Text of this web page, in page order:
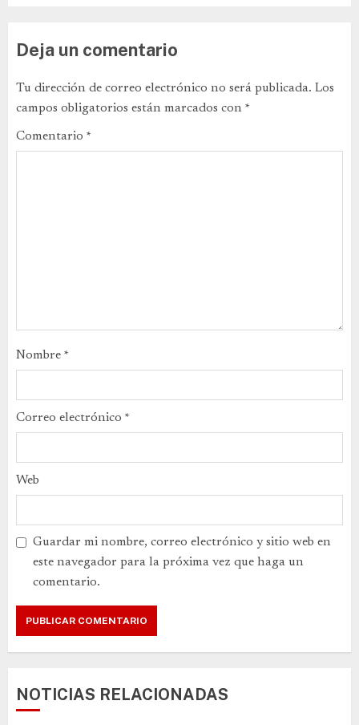
Deja un comentario
Tu dirección de correo electrónico no será publicada. Los
campos obligatorios están marcados con *
Comentario *
Nombre *
Correo electrónico *
Web
Guardar mi nombre, correo electrónico y sitio web en
este navegador para la próxima vez que haga un
comentario.
NOTICIAS RELACIONADAS